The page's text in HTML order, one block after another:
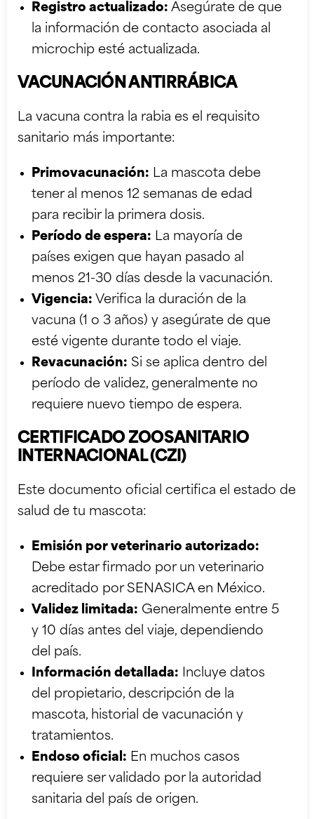
Registro actualizado: Asegúrate de que
la información de contacto asociada al
microchip esté actualizada.
VACUNACIÓN ANTIRRÁBICA
La vacuna contra la rabia es el requisito
sanitario más importante:
Primovacunación: La mascota debe
tener al menos 12 semanas de edad
para recibir la primera dosis.
Período de espera: La mayoría de
países exigen que hayan pasado al
menos 21-30 días desde la vacunación.
Vigencia: Verifica la duración de la
vacuna (1 o 3 años) y asegúrate de que
esté vigente durante todo el viaje.
Revacunación: Si se aplica dentro del
período de validez, generalmente no
requiere nuevo tiempo de espera.
CERTIFICADO ZOOSANITARIO
INTERNACIONAL (CZI)
Este documento oficial certifica el estado de
salud de tu mascota:
Emisión por veterinario autorizado:
Debe estar firmado por un veterinario
acreditado por SENASICA en México.
Validez limitada: Generalmente entre 5
y 10 días antes del viaje, dependiendo
del país.
Información detallada: Incluye datos
del propietario, descripción de la
mascota, historial de vacunación y
tratamientos.
Endoso oficial: En muchos casos
requiere ser validado por la autoridad
sanitaria del país de origen.